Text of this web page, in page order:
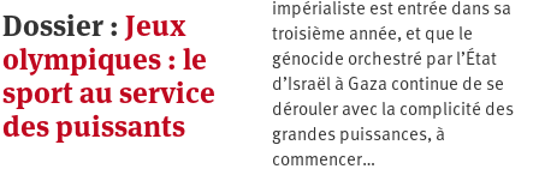
impérialiste est entrée dans sa
troisième année, et que le
génocide orchestré par l’État
d’Israël à Gaza continue de se
dérouler avec la complicité des
grandes puissances, à
commencer…
Dossier : Jeux
olympiques : le
sport au service
des puissants